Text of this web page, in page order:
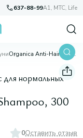
637-88-99A1, МТС, Life
Organica Anti-Hair Loss Shampoo, 300 мл
нормальных
300
0Оставить отзыв